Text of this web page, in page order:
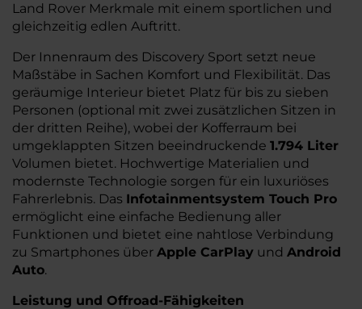
Land Rover Merkmale mit einem sportlichen und
gleichzeitig edlen Auftritt.
Der Innenraum des Discovery Sport setzt neue
Maßstäbe in Sachen Komfort und Flexibilität. Das
geräumige Interieur bietet Platz für bis zu sieben
Personen (optional mit zwei zusätzlichen Sitzen in
der dritten Reihe), wobei der Kofferraum bei
umgeklappten Sitzen beeindruckende 1.794 Liter
Volumen bietet. Hochwertige Materialien und
modernste Technologie sorgen für ein luxuriöses
Fahrerlebnis. Das Infotainmentsystem Touch Pro
ermöglicht eine einfache Bedienung aller
Funktionen und bietet eine nahtlose Verbindung
zu Smartphones über Apple CarPlay und Android
Auto.
Leistung und Offroad-Fähigkeiten